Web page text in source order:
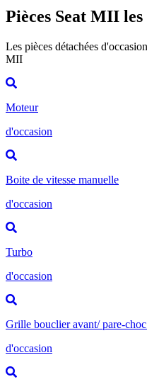
Pièces Seat MII les
Les pièces détachées
MII
Moteur
d'occasion
Boite de vitesse manuelle
d'occasion
Turbo
d'occasion
Grille bouclier avant/ pare-
d'occasion